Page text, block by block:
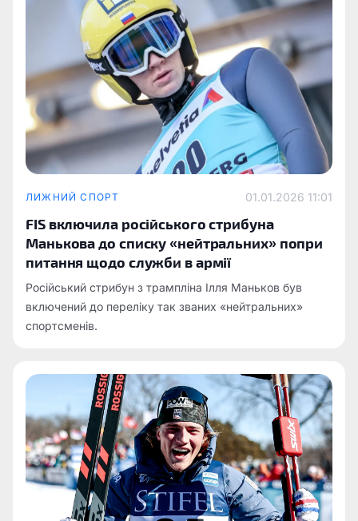
ЛИЖНИЙ СПОРТ 01.01.2026 11:01
FIS включила російського стрибуна
Манькова до списку «нейтральних» попри
питання щодо служби в армії
Російський стрибун з трампліна Ілля Маньков був
включений до переліку так званих «нейтральних»
спортсменів.